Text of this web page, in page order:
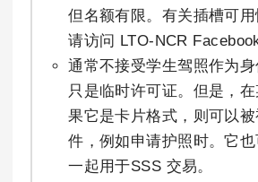
但名额有限。有关插槽可用
请访问 LTO-NCR
通常不接受学生驾照作为
只是临时许可证。但是，
果它是卡片格式，则可以
件，例如申请护照时。它
一起用于SSS 交易。